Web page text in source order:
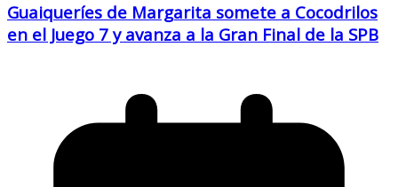
Guaiqueríes de Margarita somete a Cocodrilos
en el Juego 7 y avanza a la Gran Final de la SPB